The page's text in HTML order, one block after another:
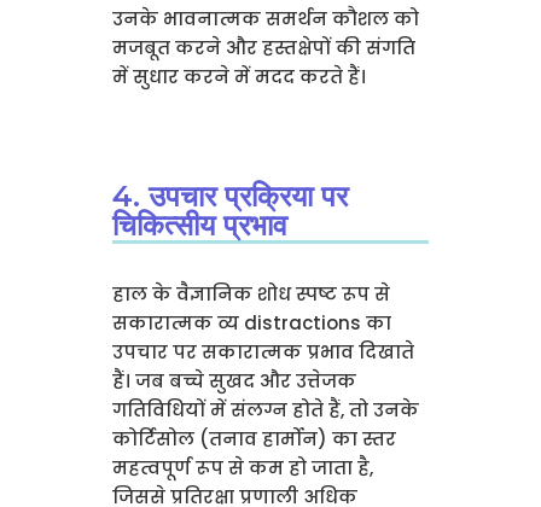
उनके भावनात्मक समर्थन कौशल को
मजबूत करने और हस्तक्षेपों की संगति
में सुधार करने में मदद करते हैं।
4. उपचार प्रक्रिया पर
चिकित्सीय प्रभाव
हाल के वैज्ञानिक शोध स्पष्ट रूप से
सकारात्मक व्य distractions का
उपचार पर सकारात्मक प्रभाव दिखाते
हैं। जब बच्चे सुखद और उत्तेजक
गतिविधियों में संलग्न होते हैं, तो उनके
कोर्टिसोल (तनाव हार्मोन) का स्तर
महत्वपूर्ण रूप से कम हो जाता है,
जिससे प्रतिरक्षा प्रणाली अधिक